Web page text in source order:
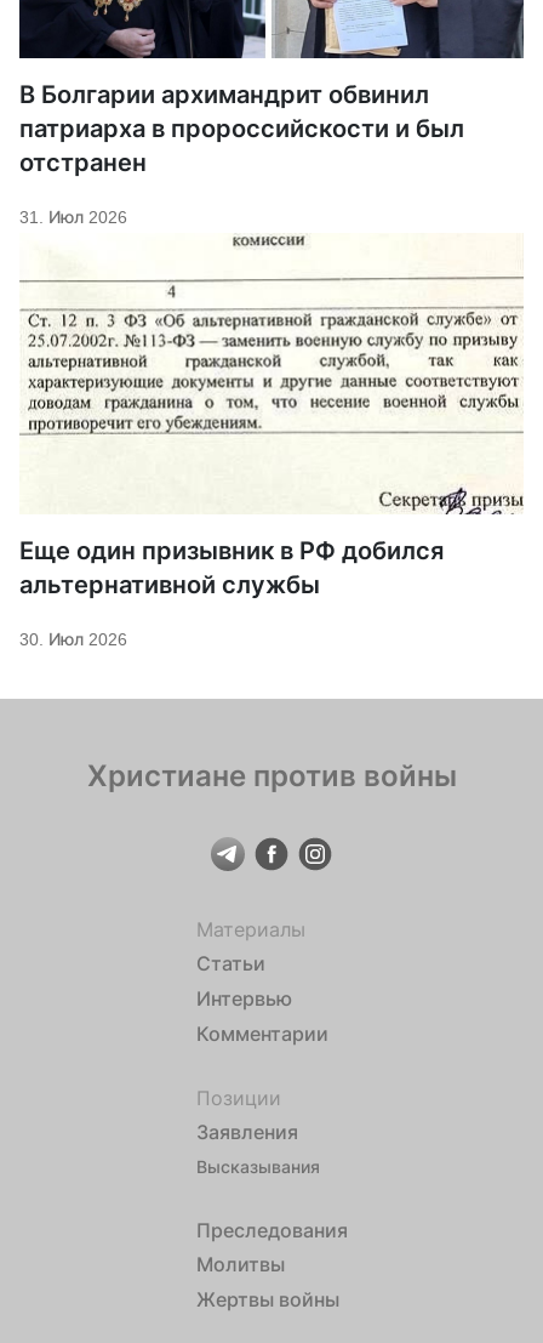
В Болгарии архимандрит обвинил
патриарха в пророссийскости и был
отстранен
31. Июл 2026
Еще один призывник в РФ добился
альтернативной службы
30. Июл 2026
Христиане против войны
Материалы
Статьи
Интервью
Комментарии
Позиции
Заявления
Высказывания
Преследования
Молитвы
Жертвы войны